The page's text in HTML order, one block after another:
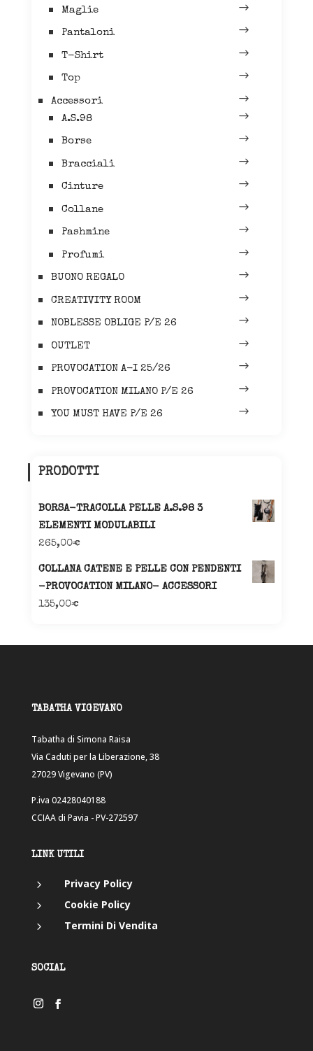
Maglie
Pantaloni
T-Shirt
Top
Accessori
A.S.98
Borse
Bracciali
Cinture
Collane
Pashmine
Profumi
BUONO REGALO
CREATIVITY ROOM
NOBLESSE OBLIGE P/E 26
OUTLET
PROVOCATION A-I 25/26
PROVOCATION MILANO P/E 26
YOU MUST HAVE P/E 26
PRODOTTI
BORSA-TRACOLLA PELLE A.S.98 3
ELEMENTI MODULABILI
265,00€
COLLANA CATENE E PELLE CON PENDENTI
-PROVOCATION MILANO- ACCESSORI
135,00€
TABATHA VIGEVANO
Tabatha di Simona Raisa
Via Caduti per la Liberazione, 38
27029 Vigevano (PV)
P.iva 02428040188
CCIAA di Pavia - PV-272597
LINK UTILI
5 Privacy Policy
5 Cookie Policy
5 Termini Di Vendita
SOCIAL